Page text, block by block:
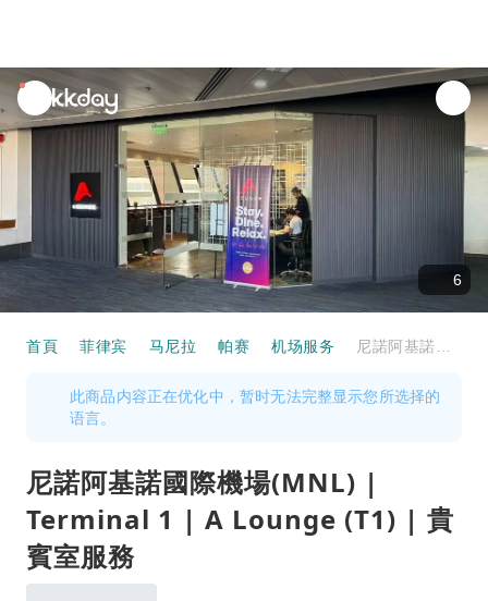
unread
notifications
6
首頁 菲律宾 马尼拉 帕赛 机场服务
此商品内容正在优化中，暂时无法完整显示您所选择的
语言。
尼諾阿基諾國際機場(MNL) |
Terminal 1 | A Lounge (T1) | 貴
賓室服務